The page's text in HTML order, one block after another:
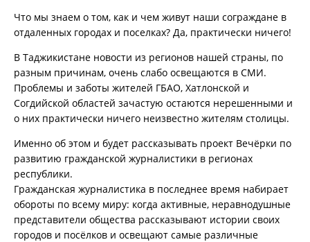
Что мы знаем о том, как и чем живут наши сограждане в
отдаленных городах и поселках? Да, практически ничего!
В Таджикистане новости из регионов нашей страны, по
разным причинам, очень слабо освещаются в СМИ.
Проблемы и заботы жителей ГБАО, Хатлонской и
Согдийской областей зачастую остаются нерешенными и
о них практически ничего неизвестно жителям столицы.
Именно об этом и будет рассказывать проект Вечёрки по
развитию гражданской журналистики в регионах
республики.
Гражданская журналистика в последнее время набирает
обороты по всему миру: когда активные, неравнодушные
представители общества рассказывают истории своих
городов и посёлков и освещают самые различные